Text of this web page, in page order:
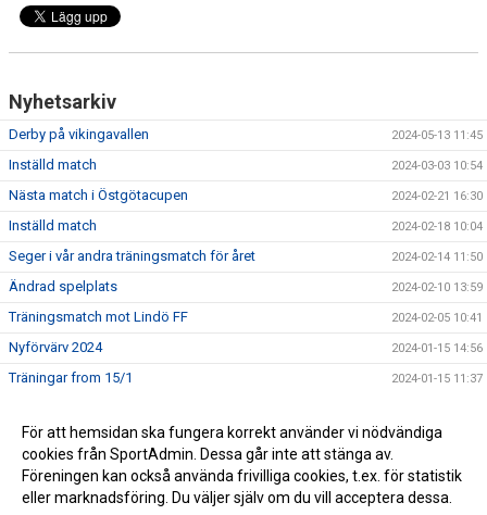
Nyhetsarkiv
Derby på vikingavallen 2024-05-13 11:45
Inställd match 2024-03-03 10:54
Nästa match i Östgötacupen 2024-02-21 16:30
Inställd match 2024-02-18 10:04
Seger i vår andra träningsmatch för året 2024-02-14 11:50
Ändrad spelplats 2024-02-10 13:59
Träningsmatch mot Lindö FF 2024-02-05 10:41
Nyförvärv 2024 2024-01-15 14:56
Träningar from 15/1 2024-01-15 11:37
För att hemsidan ska fungera korrekt använder vi nödvändiga
cookies från SportAdmin. Dessa går inte att stänga av.
Föreningen kan också använda frivilliga cookies, t.ex. för statistik
eller marknadsföring. Du väljer själv om du vill acceptera dessa.